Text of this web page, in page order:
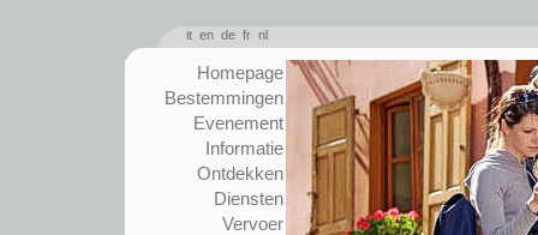
it en de fr nl
Homepage
Bestemmingen
Evenement
Informatie
Ontdekken
Diensten
Vervoer